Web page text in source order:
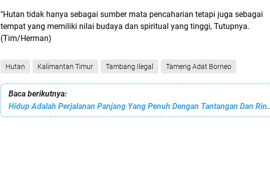
"Hutan tidak hanya sebagai sumber mata pencaharian tetapi juga sebagai
tempat yang memiliki nilai budaya dan spiritual yang tinggi, Tutupnya.
(Tim/Herman)
Hutan Kalimantan Timur Tambang Ilegal Tameng Adat Borneo
Baca berikutnya:
Hidup Adalah Perjalanan